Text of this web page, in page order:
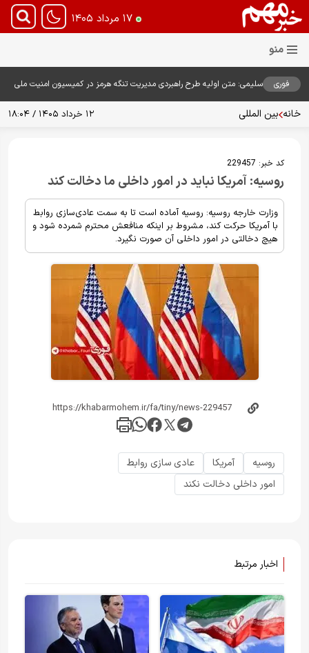
۱۷ مرداد ۱۴۰۵
فوری
سلیمی: متن اولیه طرح راهبردی مدیریت تنگه هرمز در کمیسیون امنیت ملی
خانه بین المللی ۱۲ خرداد ۱۴۰۵ / ۱۸:۰۴
کد خبر: 229457
روسیه: آمریکا نباید در امور داخلی ما دخالت کند
وزارت خارجه روسیه: روسیه آماده است تا به سمت عادی‌سازی روابط
با آمریکا حرکت کند، مشروط بر اینکه منافعش محترم شمرده شود و
هیچ دخالتی در امور داخلی آن صورت نگیرد.
روسیه آمریکا
عادی سازی روابط
امور داخلی دخالت نکند
اخبار مرتبط